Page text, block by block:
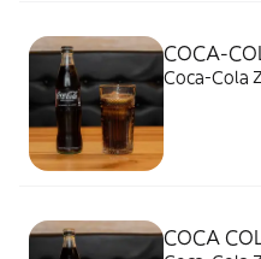
COCA-
Coca-Cola
COCA